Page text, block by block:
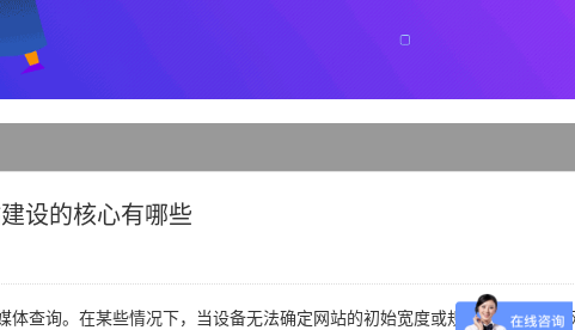
设的核心有哪些
询。在某些情况下，当设备无法确定网站的初始宽度或规模时，响应式